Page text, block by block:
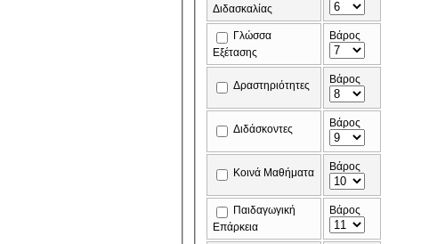
Διδασκαλίας
Γλώσσα
Εξέτασης
Βάρος
Δραστηριότητες Βάρος
Διδάσκοντες Βάρος
Κοινά Μαθήματα Βάρος
Παιδαγωγική
Επάρκεια
Βάρος